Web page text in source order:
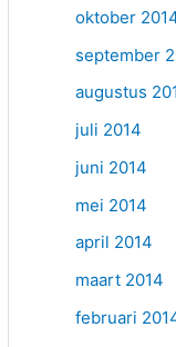
oktober
september
augustus
juli 2014
juni 2014
mei 2014
april 2014
maart 2014
februari